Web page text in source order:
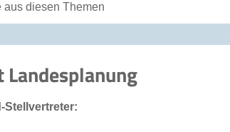
aus diesen Themen
Stellvertreter: